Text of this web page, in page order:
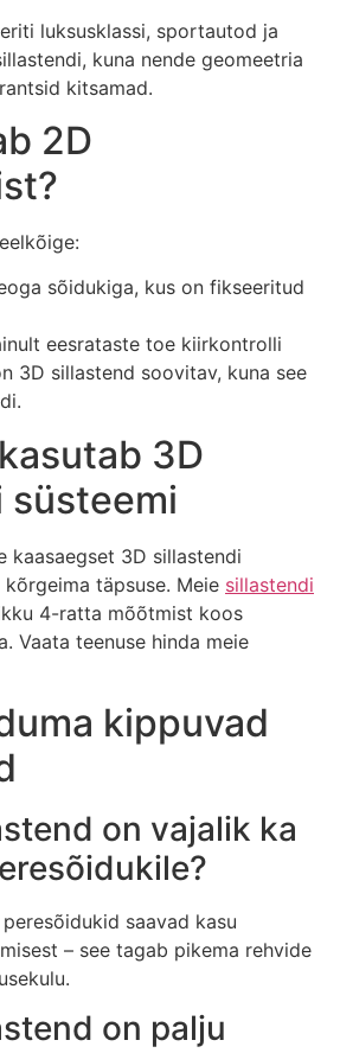
luksusklassi, sportautod ja
kuna nende geomeetria
kitsamad.
2D
sõidukiga, kus on fikseeritud
eesrataste toe kiirkontrolli
3D sillastend soovitav, kuna see
3D
süsteemi
kaasaegset 3D sillastendi
täpsuse. Meie sillastendi
4-ratta mõõtmist koos
Vaata teenuse hinda meie
kippuvad
on vajalik ka
saavad kasu
– see tagab pikema rehvide
on palju